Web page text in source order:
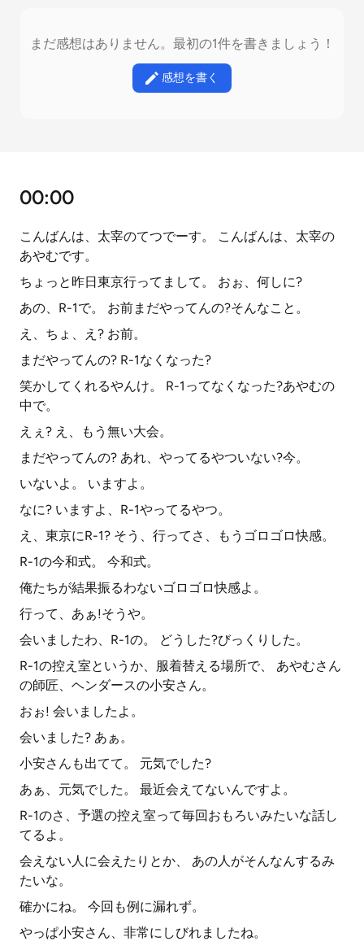
まだ感想はありません。最初の1件を書きましょう！
感想を書く
00:00
こんばんは、太宰のてつでーす。 こんばんは、太宰の
あやむです。
ちょっと昨日東京行ってまして。 おぉ、何しに?
あの、R-1で。 お前まだやってんの?そんなこと。
え、ちょ、え? お前。
まだやってんの? R-1なくなった?
笑かしてくれるやんけ。 R-1ってなくなった?あやむの
中で。
えぇ? え、もう無い大会。
まだやってんの? あれ、やってるやついない?今。
いないよ。 いますよ。
なに? いますよ、R-1やってるやつ。
え、東京にR-1? そう、行ってさ、もうゴロゴロ快感。
R-1の今和式。 今和式。
俺たちが結果振るわないゴロゴロ快感よ。
行って、あぁ!そうや。
会いましたわ、R-1の。 どうした?びっくりした。
R-1の控え室というか、服着替える場所で、 あやむさん
の師匠、ヘンダースの小安さん。
おぉ! 会いましたよ。
会いました? あぁ。
小安さんも出てて。 元気でした?
あぁ、元気でした。 最近会えてないんですよ。
R-1のさ、予選の控え室って毎回おもろいみたいな話し
てるよ。
会えない人に会えたりとか、 あの人がそんなんするみ
たいな。
確かにね。 今回も例に漏れず。
やっぱ小安さん、非常にしびれましたね。